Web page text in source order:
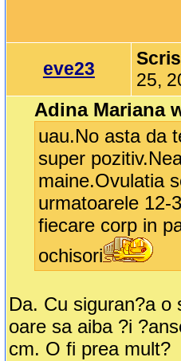
eve23
25,
Adina Mariana
uau.No asta da
super
maine.Ovulatia
urmatoarele 12-
fiecare corp in
ochisori
Da. Cu siguran?a o
oare sa aiba ?i
cm. O fi prea mult?